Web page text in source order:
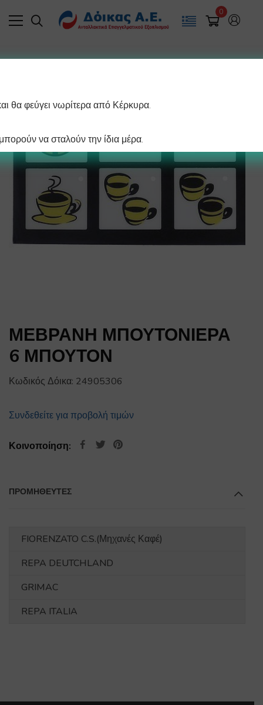
0
ΜΕΒΡΑΝΗ ΜΠΟΥΤΟΝΙΕΡΑ
6 ΜΠΟΥΤΟΝ
Κωδικός Δόικα: 24905306
Συνδεθείτε για προβολή τιμών
Κοινοποίηση:
ΠΡΟΜΗΘΕΥΤΕΣ
FIORENZATO C.S.(Μηχανές Καφέ)
REPA DEUTCHLAND
GRIMAC
REPA ITALIA
θα φεύγει νωρίτερα από Κέρκυρα.
να σταλούν την ίδια μέρα.